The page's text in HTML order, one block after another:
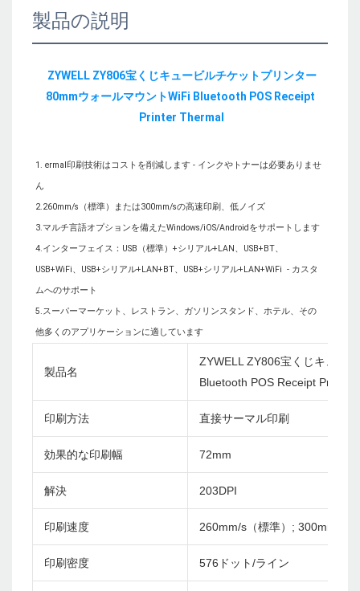
製品の説明
ZYWELL ZY806宝くじキュービルチケットプリンター
80mmウォールマウントWiFi Bluetooth POS Receipt
1. ermal印刷技術はコストを削減します - インクやトナーは必要ありませ
ん
2.260mm/s（標準）または300mm/sの高速印刷、低ノイズ
3.マルチ言語オプションを備えたWindows/iOS/Androidをサポートします
4.インターフェイス：USB（標準）+シリアル+LAN、USB+BT、
USB+WiFi、USB+シリアル+LAN+BT、USB+シリアル+LAN+WiFi  - カスタ
ムへのサポート
5.スーパーマーケット、レストラン、ガソリンスタンド、ホテル、その
製品名
ZYWELL ZY806宝くじキュー
Bluetooth POS Receipt Printer
印刷方法 直接サーマル印刷
効果的な印刷幅 72mm
解決 203DPI
印刷速度 260mm/s（標準）; 300mm/s
印刷密度 576ドット/ライン